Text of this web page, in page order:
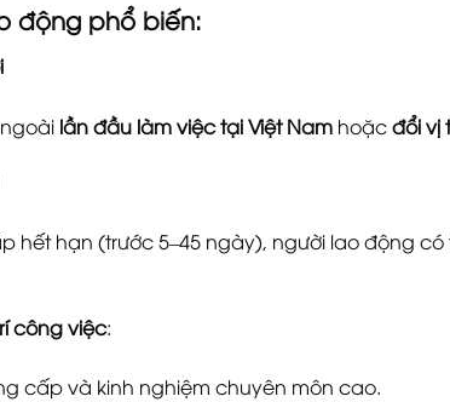
động phổ biến:
lần đầu làm việc tại Việt Namhoặcđổi vị
hết hạn (trước 5–45 ngày), người lao động
công việc:
cấp và kinh nghiệm chuyên môn cao.